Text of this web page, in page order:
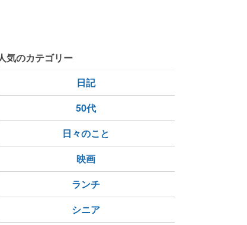
気のカテゴリー
日記
50代
日々のこと
映画
ランチ
シニア